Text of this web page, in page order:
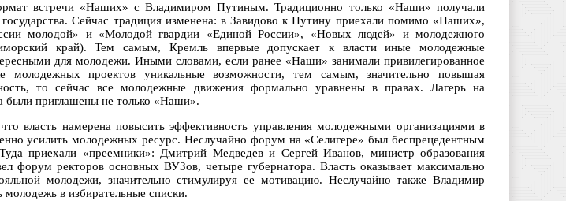
встречи «Наших» с Владимиром Путиным. Традиционно только «Наши» получали
Сейчас традиция изменена: в Завидово к Путину приехали помимо «Наших»,
молодой» и «Молодой гвардии «Единой России», «Новых людей» и молодежного
край). Тем самым, Кремль впервые допускает к власти иные молодежные
для молодежи. Иными словами, если ранее «Наши» занимали привилегированное
молодежных проектов уникальные возможности, тем самым, значительно повышая
то сейчас все молодежные движения формально уравнены в правах. Лагерь на
были приглашены не только «Наши».
власть намерена повысить эффективность управления молодежными организациями в
усилить молодежных ресурс. Неслучайно форум на «Селигере» был беспрецедентным
Туда приехали «преемники»: Дмитрий Медведев и Сергей Иванов, министр образования
форум ректоров основных ВУЗов, четыре губернатора. Власть оказывает максимально
молодежи, значительно стимулируя ее мотивацию. Неслучайно также Владимир
молодежь в избирательные списки.